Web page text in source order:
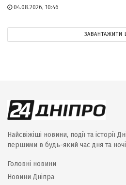
04.08.2026, 10:46
ЗАВАНТАЖИТИ
Найсвіжіші новини, події та історії
першими в будь-який час дня та
Головні новини
Новини Дніпра